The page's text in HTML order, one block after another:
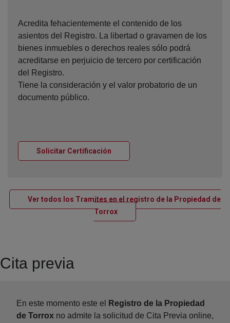
Acredita fehacientemente el contenido de los
asientos del Registro. La libertad o gravamen de los
bienes inmuebles o derechos reales sólo podrá
acreditarse en perjuicio de tercero por certificación
del Registro.
Tiene la consideración y el valor probatorio de un
documento público.
Solicitar Certificación
Ver todos los Tramites en el registro de la Propiedad de
TorroxVentana nueva
Cita previa
En este momento este el
Registro de la Propiedad
de Torrox no admite la solicitud de Cita Previa online,